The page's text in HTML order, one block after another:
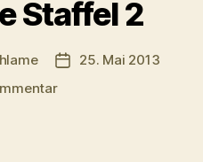
Staffel 2
25. Mai 2013
zu